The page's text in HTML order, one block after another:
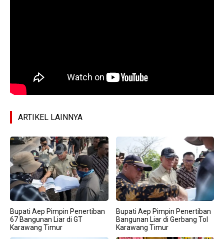
ARTIKEL LAINNYA
Bupati Aep Pimpin Penertiban
67 Bangunan Liar di GT
Karawang Timur
Bupati Aep Pimpin Penertiban
Bangunan Liar di Gerbang Tol
Karawang Timur